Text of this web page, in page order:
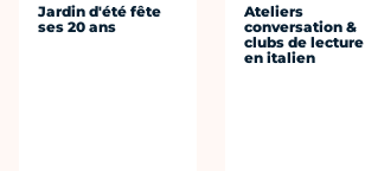
Jardin d'été fête
ses 20 ans
Ateliers
conversation &
clubs de lecture
en italien